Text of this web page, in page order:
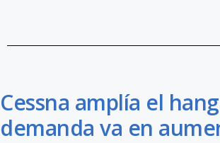
Cessna amplía el
demanda va en